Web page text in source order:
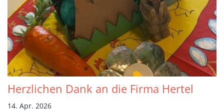
Herzlichen Dank an die Firma Hertel
14. Apr. 2026